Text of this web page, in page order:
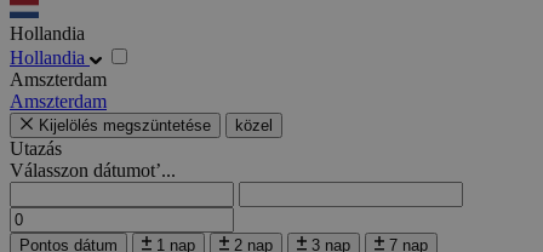
Hollandia
Hollandia
Amszterdam
Amszterdam
Kijelölés megszüntetése közel
Utazás
Válasszon dátumot’...
Pontos dátum 1 nap 2 nap 3 nap 7 nap